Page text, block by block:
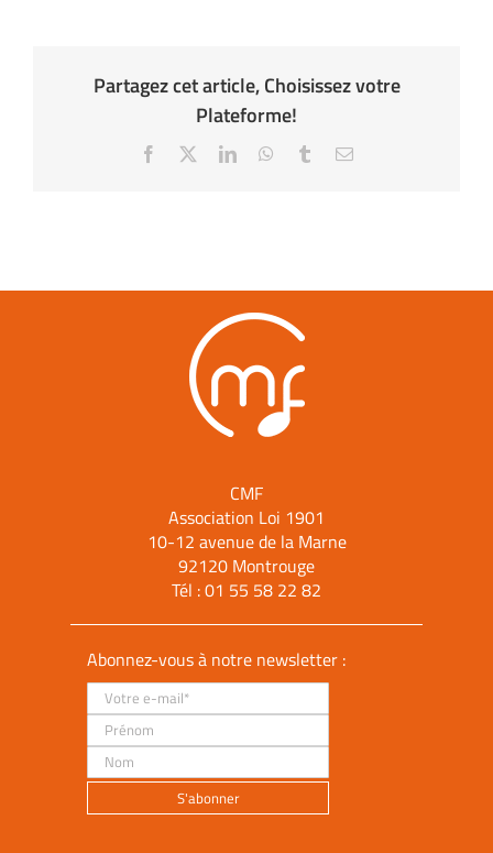
Partagez cet article, Choisissez votre
Plateforme!
Facebook LinkedInWhatsApp
TumblrEmail
CMF
Association Loi 1901
10-12 avenue de la Marne
92120 Montrouge
Tél :01 55 58 22 82
Abonnez-vous à notre newsletter :